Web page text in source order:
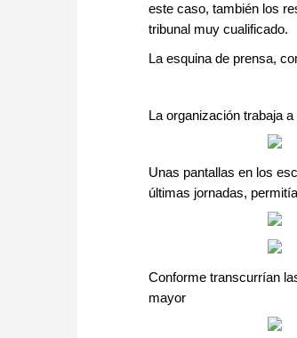
este caso, también los
tribunal muy cualificado.
La esquina de prensa,
La organización trabaja
Unas pantallas en los
últimas jornadas,
Conforme transcurrían
mayor